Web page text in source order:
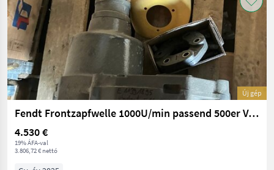
Új gép
Fendt Frontzapfwelle 1000U/min passend 500er Vario
4.530 €
19% ÁFA-val
3.806,72 € nettó